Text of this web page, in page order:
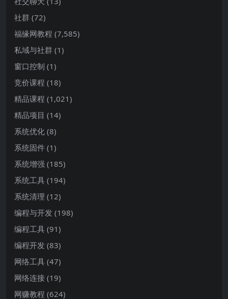
社群 (72)
福缘网教程 (7,585)
私域与社群 (1)
窗口控制 (1)
竞价课程 (18)
精品课程 (1,021)
精品项目 (14)
系统优化 (8)
系统固件 (1)
系统增强 (185)
系统工具 (194)
系统清理 (12)
编程与开发 (198)
编程工具 (91)
编程开发 (83)
网络工具 (47)
网络连接 (19)
网赚教程 (624)